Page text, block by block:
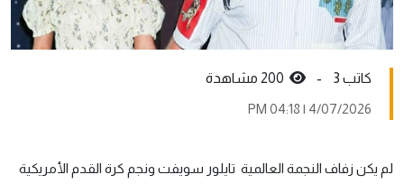
كاتب 3 -
4/07/2026 | 04:18 PM
لم يكن زفاف النجمة العالمية تايلور سويفت ونجم كرة القدم الأمريكية